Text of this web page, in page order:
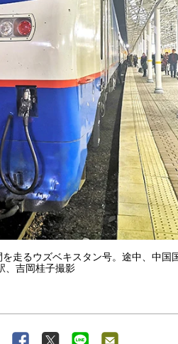
走るウズベキスタン号。途中、中国
、吉岡桂子撮影